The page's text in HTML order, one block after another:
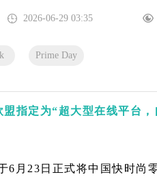
2026-06-29 03:35
Prime Day
指定为“超大型在线平台
6月23日正式将中国快时尚